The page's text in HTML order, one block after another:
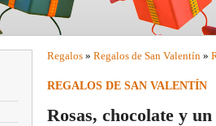
Regalos » Regalos de San Valentín »
REGALOS DE SAN VALENTÍN
Rosas, chocolate y